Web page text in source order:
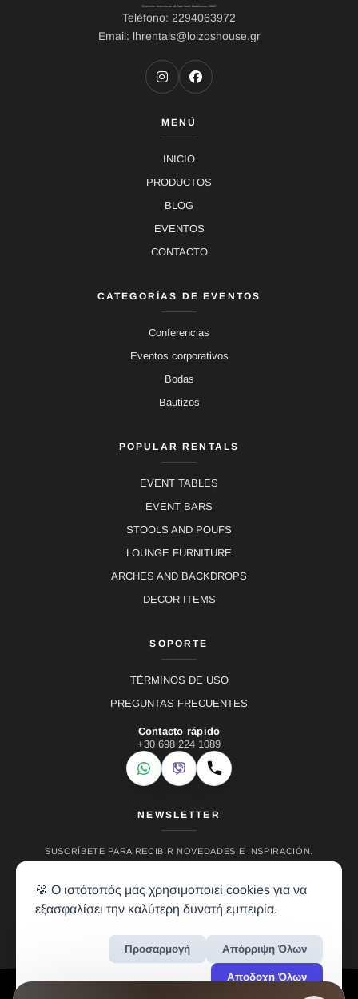
Dirección: Ierou Loxou 10, Kato Souli, Marathonas, 19007
Teléfono: 2294063972
Email: lhrentals@loizoshouse.gr
MENÚ
INICIO
PRODUCTOS
BLOG
EVENTOS
CONTACTO
CATEGORÍAS DE EVENTOS
Conferencias
Eventos corporativos
Bodas
Bautizos
POPULAR RENTALS
EVENT TABLES
EVENT BARS
STOOLS AND POUFS
LOUNGE FURNITURE
ARCHES AND BACKDROPS
DECOR ITEMS
SOPORTE
TÉRMINOS DE USO
PREGUNTAS FRECUENTES
Contacto rápido
+30 698 224 1089
WhatsApp
Viber Llamar
NEWSLETTER
SUSCRÍBETE PARA RECIBIR NOVEDADES E INSPIRACIÓN.
🍪 Ο ιστότοπός μας χρησιμοποιεί cookies για να
εξασφαλίσει την καλύτερη δυνατή εμπειρία.
Προσαρμογή Απόρριψη Όλων
Αποδοχή Όλων